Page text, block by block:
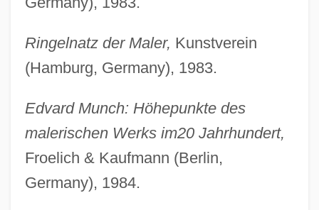
Ringelnatz der Maler, Kunstverein
(Hamburg, Germany), 1983.
Edvard Munch: Höhepunkte des
malerischen Werks im20 Jahrhundert,
Froelich & Kaufmann (Berlin,
Germany), 1984.